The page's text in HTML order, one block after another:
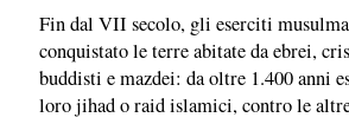
Fin dal VII secolo, gli eserciti
conquistato le terre abitate da ebrei,
buddisti e mazdei: da oltre 1.400 anni
loro jihad o raid islamici, contro le